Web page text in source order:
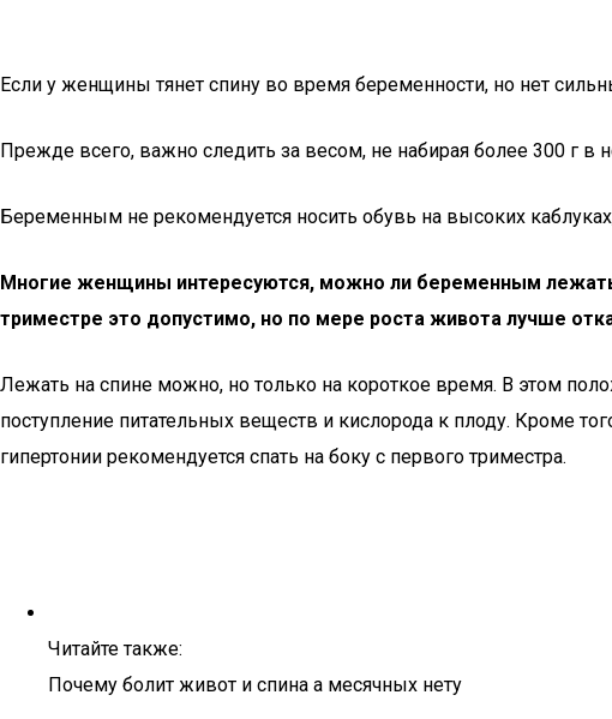
Если у женщины тянет спину во время беременности, но нет
Прежде всего, важно следить за весом, не набирая более 300 г
Беременным не рекомендуется носить обувь на высоких
Многие женщины интересуются, можно ли беременным
триместре это допустимо, но по мере роста живота лучше
Лежать на спине можно, но только на короткое время. В этом
поступление питательных веществ и кислорода к плоду. Кроме
гипертонии рекомендуется спать на боку с первого триместра.
Читайте также:
Почему болит живот и спина а месячных нету